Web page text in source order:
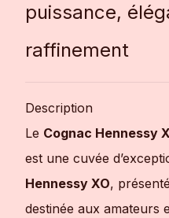
puissance,
raffinement
Description
Le Cognac Hennessy
est une cuvée
Hennessy XO,
destinée aux amateurs